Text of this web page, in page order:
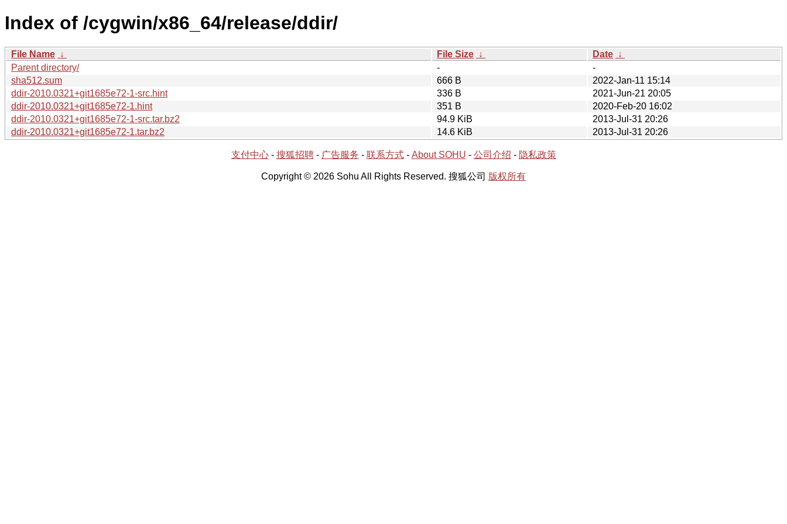
Index of /cygwin/x86_64/release/ddir/
File Name ↓ File Size ↓ Date ↓
Parent directory/
-
-
sha512.sum
666 B
2022-Jan-11 15:14
ddir-2010.0321+git1685e72-1-src.hint
336 B
2021-Jun-21 20:05
ddir-2010.0321+git1685e72-1.hint
351 B
2020-Feb-20 16:02
ddir-2010.0321+git1685e72-1-src.tar.bz2
94.9 KiB
2013-Jul-31 20:26
ddir-2010.0321+git1685e72-1.tar.bz2
14.6 KiB 2013-Jul-31 20:26
支付中心- 搜狐招聘- 广告服务 - 联系方式- About SOHU - 公司介绍 - 隐私政策
Copyright © 2026 Sohu All Rights Reserved. 搜狐公司 版权所有